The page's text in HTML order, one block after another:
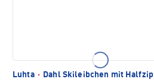
Luhta ·
Dahl Skileibchen mit Halfzip